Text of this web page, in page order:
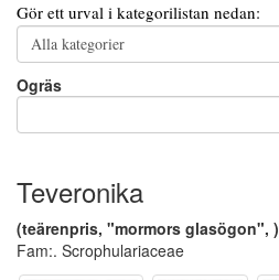
Gör ett urval i kategorilistan nedan:
Ogräs
Teveronika
(teärenpris, "mormors glasögon", )
Fam:. Scrophulariaceae